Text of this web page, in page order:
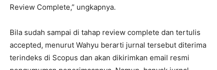
Review Complete,” ungkapnya.
Bila sudah sampai di tahap review complete dan tertulis
accepted, menurut Wahyu berarti jurnal tersebut diterima
terindeks di Scopus dan akan dikirimkan email resmi